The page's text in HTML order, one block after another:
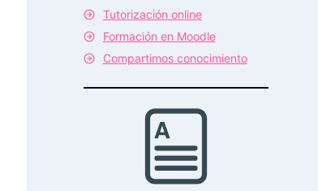
Tutorización online
Formación en Moodle
Compartimos conocimiento